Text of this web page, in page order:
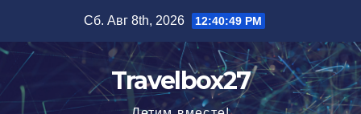
содержимому
Сб. Авг 8th, 2026 12:40:49 PM
Travelbox27